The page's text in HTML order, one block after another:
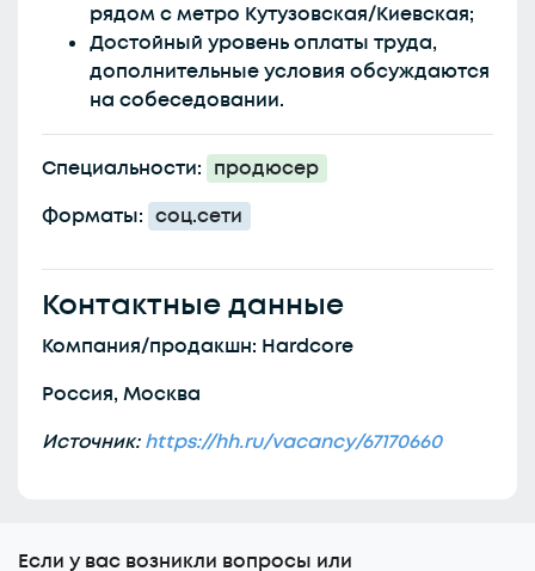
рядом с метро Кутузовская/Киевская;
Достойный уровень оплаты труда,
дополнительные условия обсуждаются
на собеседовании.
Специальности: продюсер
Форматы: соц.сети
Контактные данные
Компания/продакшн: Hardcore
Россия, Москва
Источник:https://hh.ru/vacancy/67170660
Еcли у вас возникли вопросы или